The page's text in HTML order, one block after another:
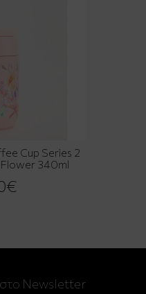
Cup Series 2
340ml
Newsletter